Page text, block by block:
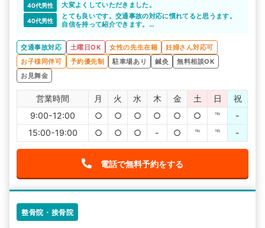
40代男性 大変よくしていただきました。
40代男性
とても良いです。交通事故の対応に慣れてると思うます。
自信を持って紹介できます。
とても助かりました。
交通事故対応 土曜日OK 女性の先生在籍
妊婦さん対応可
お子様同伴可
予約優先制 駐車場あり 鍼灸
無料相談OK
お見舞金
営業時間 月 火 水 木 金 土 日
祝
9:00-12:00
○ ○ ○ ○ ○ ○ ℡
-
15:00-19:00
○ ○ ○ - ○ ℡ ℡ -
電話で無料予約をする
整骨院・接骨院